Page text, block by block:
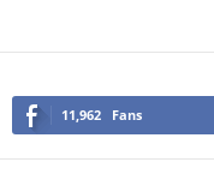
11,962 Fans